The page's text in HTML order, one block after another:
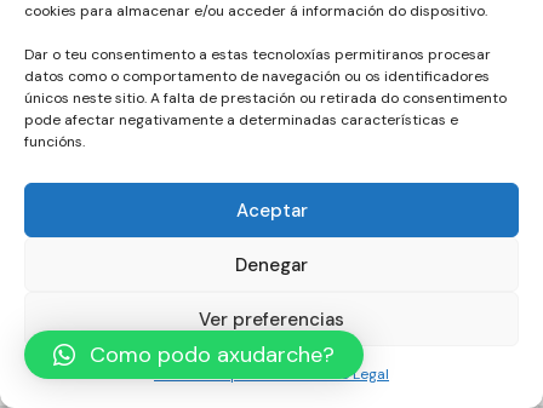
cookies para almacenar e/ou acceder á información do dispositivo.
Dar o teu consentimento a estas tecnoloxías permitiranos procesar
datos como o comportamento de navegación ou os identificadores
únicos neste sitio. A falta de prestación ou retirada do consentimento
pode afectar negativamente a determinadas características e
funcións.
Aceptar
Denegar
Ver preferencias
Aviso Legal
Como podo axudarche?